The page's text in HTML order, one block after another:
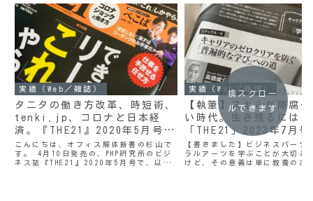
実績（Web／雑誌）
タニタの働き方改革、時短術、
tenki.jp、コロナと日本経
済。『THE21』2020年5月号で
執筆しました
こんにちは、オフィス解体新書の杉山で
す。 4月10日発売の、PHP研究所のビジ
ネス誌『THE21』2020年5月号で、以下
実績（Web／雑誌）
【執筆】スキルが陳腐
い時代。生き残るには？
「THE21」2023年7月
び直し」記事を書きま
【書きました】ビジネスパーソ
ラルアーツを学ぶことが大切と
けど、その意義は単に教養のあ
横スクロー
ルできます